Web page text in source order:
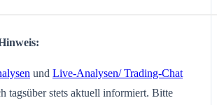
und Live-Analysen/ Trading-Chat
tagsüber stets aktuell informiert. Bitte